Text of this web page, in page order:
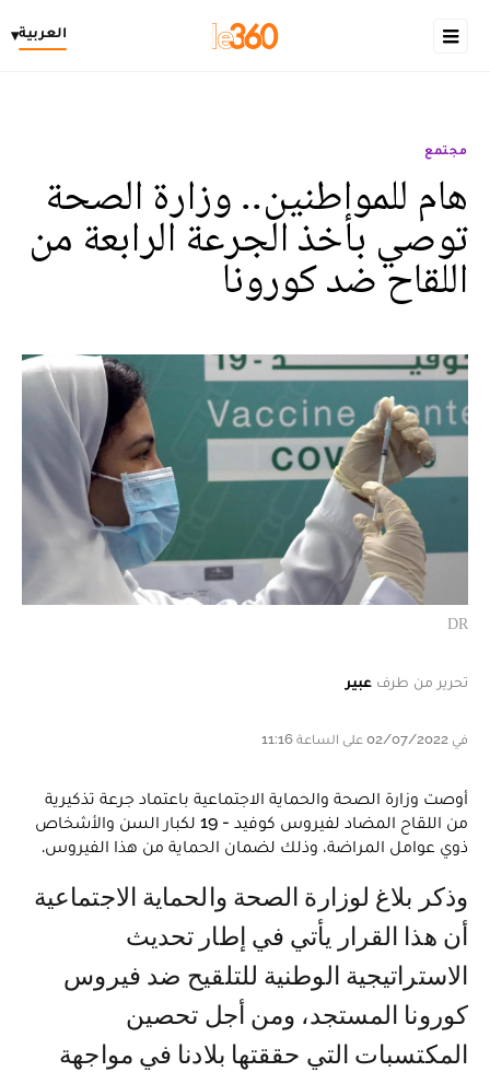
العربية▾
مجتمع
هام للمواطنين.. وزارة الصحة
توصي بأخذ الجرعة الرابعة من
اللقاح ضد كورونا
DR
تحرير من طرف عبير
في 02/07/2022 على الساعة 11:16
أوصت وزارة الصحة والحماية الاجتماعية باعتماد جرعة تذكيرية
من اللقاح المضاد لفيروس كوفيد - 19 لكبار السن والأشخاص
ذوي عوامل المراضة، وذلك لضمان الحماية من هذا الفيروس.
وذكر بلاغ لوزارة الصحة والحماية الاجتماعية
أن هذا القرار يأتي في إطار تحديث
الاستراتيجية الوطنية للتلقيح ضد فيروس
كورونا المستجد، ومن أجل تحصين
المكتسبات التي حققتها بلادنا في مواجهة